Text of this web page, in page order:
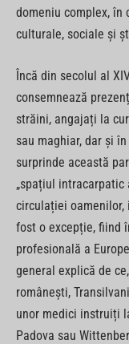
domeniu complex, în
culturale, sociale și
Încă din secolul al
consemnează
străini, angajați la
sau maghiar, dar și
surprinde această
„spațiul
circulației oamenilor,
fost o excepție, fiind
profesională a
general explică de
românești,
unor medici instruiți
Padova sau